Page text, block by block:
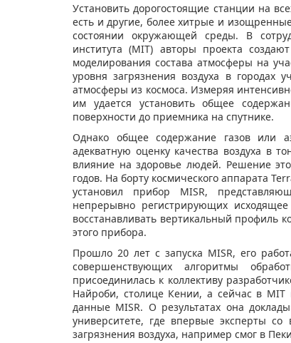
Установить дорогостоящие станции на
есть и другие, более хитрые и
состоянии окружающей среды. В
института (MIT) авторы проекта
моделирования состава атмосферы на
уровня загрязнения воздуха в городах
атмосферы из космоса. Измеряя
им удается установить общее
поверхности до приемника на спутнике.
Однако общее содержание газов или
адекватную оценку качества воздуха в
влияние на здоровье людей. Решение
годов. На борту космического аппарата
установил прибор MISR,
непрерывно регистрирующих
восстанавливать вертикальный
этого прибора.
Прошло 20 лет с запуска MISR, его
совершенствующих алгоритмы
присоединилась к коллективу
Найроби, столице Кении, а сейчас в
данные MISR. О результатах она
университете, где впервые эксперты со
загрязнения воздуха, например смог в